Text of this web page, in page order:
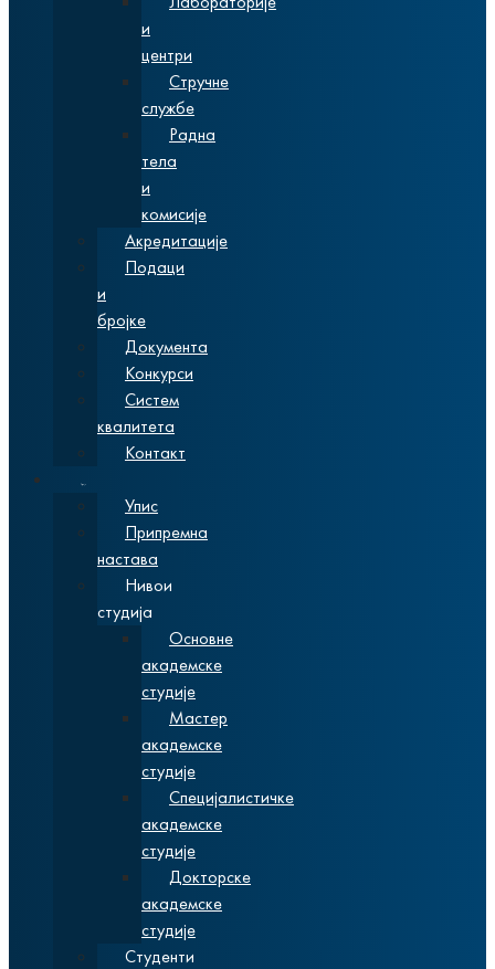
и
центри
Стручне
службе
Радна
тела
и
комисије
Акредитације
Подаци
и
бројке
Документа
Конкурси
Систем
квалитета
Контакт
Упис
Припремна
настава
Нивои
студија
Основне
академске
студије
Мастер
академске
студије
Специјалистичке
академске
студије
Докторске
академске
студије
Студенти